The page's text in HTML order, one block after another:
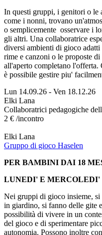
In questi gruppi, i genitori o le
come i nonni, trovano
o semplicemente osservare i
gli altri. Una collaboratrice
diversi ambienti di gioco
rime e canzoni o le proposte
all'aperto completano l'offerta.
è possibile gestire piu'
Lun 14.09.26 - Ven 18.12.26
Elki Lana
Collaboratrici pedagogiche
2 € /incontro
Elki Lana
Gruppo di gioco Haselen
PER BAMBINI DAI 18
LUNEDI' E MERCOLEDI'
Nei gruppi di gioco insieme,
in giardino, si fanno delle gite
possibilità di vivere in un
del gioco e di sperimentare
autonomia. Possono inoltre